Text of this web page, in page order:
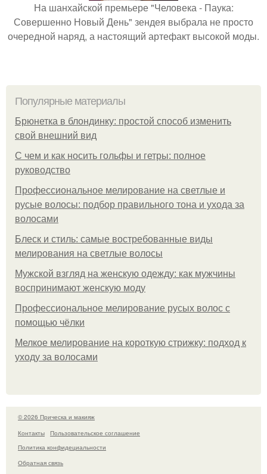
На шанхайской премьере "Человека - Паука:
Совершенно Новый День" зендея выбрала не просто
очередной наряд, а настоящий артефакт высокой моды.
Популярные материалы
Брюнетка в блондинку: простой способ изменить
свой внешний вид
С чем и как носить гольфы и гетры: полное
руководство
Профессиональное мелирование на светлые и
русые волосы: подбор правильного тона и ухода за
волосами
Блеск и стиль: самые востребованные виды
мелирования на светлые волосы
Мужской взгляд на женскую одежду: как мужчины
воспринимают женскую моду
Профессиональное мелирование русых волос с
помощью чёлки
Мелкое мелирование на короткую стрижку: подход к
уходу за волосами
© 2026 Прическа и макияж
Контакты
Пользовательское соглашение
Политика конфидециальности
Обратная связь